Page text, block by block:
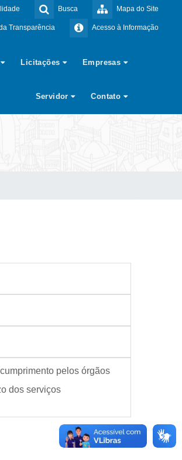
Mapa do Site
Busca
Acesso à Informação
Transparência
Licitações Empresas
Servidor Contato
pelos órgãos
dos serviços